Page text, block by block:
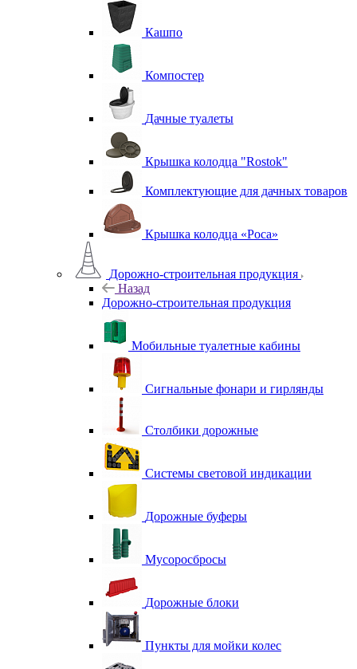
Кашпо
Компостер
Дачные туалеты
Крышка колодца "Rostok"
Комплектующие для дачных товаров
Крышка колодца «Роса»
Дорожно-строительная продукция
Назад
Дорожно-строительная продукция
Мобильные туалетные кабины
Сигнальные фонари и гирлянды
Столбики дорожные
Системы световой индикации
Дорожные буферы
Мусоросбросы
Дорожные блоки
Пункты для мойки колес